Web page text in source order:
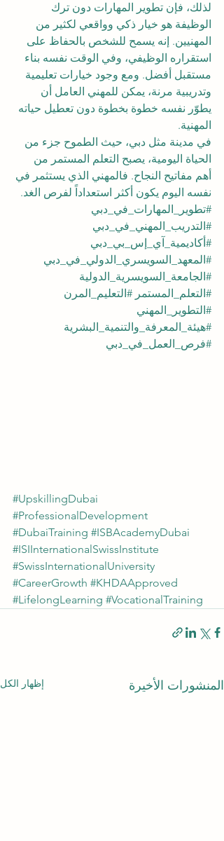
لذلك، فإن تطوير المهارات دون ترك
الوظيفة هو خيار ذكي وواقعي لكثير من
المهنيين. إنه يسمح للشخص بالحفاظ على
استقراره الوظيفي، وفي الوقت نفسه بناء
مستقبل أفضل. ومع وجود خيارات تعليمية
وتدريبية مرنة، يمكن للمهني العامل أن
يطوّر نفسه خطوة بخطوة دون تعطيل حياته
المهنية.
في مدينة مثل دبي، حيث الطموح جزء من
الحياة اليومية، يصبح التعلم المستمر من
أهم مفاتيح النجاح. فالمهني الذي يستثمر في
نفسه اليوم يكون أكثر استعداداً لفرص الغد.
#تطوير_المهارات_في_دبي
#التدريب_المهني_في_دبي
#أكاديمية_آي_إس_بي_دبي
#المعهد_السويسري_الدولي_في_دبي
#الجامعة_السويسرية_الدولية
#التعلم_المستمر #التعليم_المرن
#التطوير_المهني
#هيئة_المعرفة_والتنمية_البشرية
#فرص_العمل_في_دبي
#UpskillingDubai
#ProfessionalDevelopment
#DubaiTraining #ISBAcademyDubai
#ISIInternationalSwissInstitute
#SwissInternationalUniversity
#CareerGrowth #KHDAApproved
#LifelongLearning #VocationalTraining
المنشورات الأخيرة إظهار الكل